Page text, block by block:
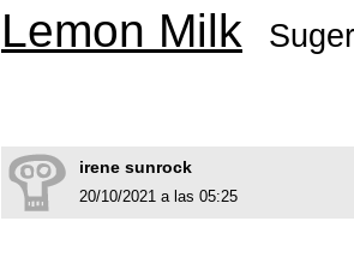
Lemon Milk
irene sunrock
20/10/2021 a las 05:25